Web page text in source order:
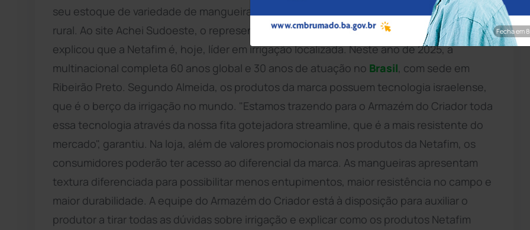
seu estoque de variedade de mangueiras da marca Netafim para irrigação da produção
rural. Ao site Achei Sudoeste, o representante técnico da empresa, Arlen Almeida,
explicou que a Netafim é, hoje, líder em irrigação localizada. Neste ano de 2025, a
multinacional completa 60 anos global e 30 anos de atuação no Brasil, com sede em
Ribeirão Preto. Segundo Almeida, os produtos da marca possuem tecnologia israelense,
que é o berço da irrigação no mundo. "Estamos trazendo para o Armazém do Criador toda
essa tecnologia através da nossa fita gotejadora streamline, que é a mais resistente do
mercado", garantiu. Na loja, além de valores promocionais nos produtos da Netafim, os
consumidores poderão ter acesso ao diferencial da marca. As mangueiras apresentam
textura diferenciada para possibilitar menos entupimentos, maior resistência no campo e
maior durabilidade. A equipe do Armazém do Criador está à disposição para auxiliar o
produtor a tirar todas as dúvidas sobre irrigação e explicar como os produtos Netafim
Fecha em